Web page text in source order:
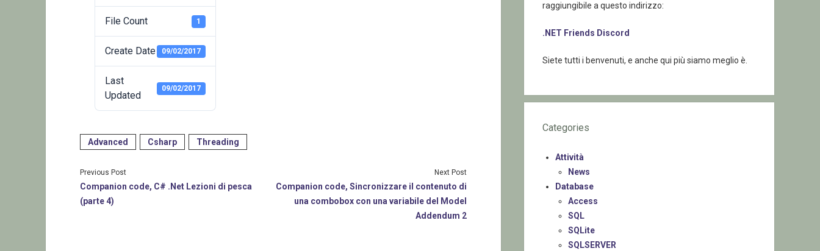
File Count 1
Create Date 09/02/2017
Last
Updated
09/02/2017
Advanced Csharp Threading
Previous Post
Companion code, C# .Net Lezioni di pesca
(parte 4)
Next Post
Companion code, Sincronizzare il contenuto di
una combobox con una variabile del Model
Addendum 2
raggiungibile a questo indirizzo:
.NET Friends Discord
Siete tutti i benvenuti, e anche qui più siamo meglio è.
Categories
Attività
News
Database
Access
SQL
SQLite
SQLSERVER